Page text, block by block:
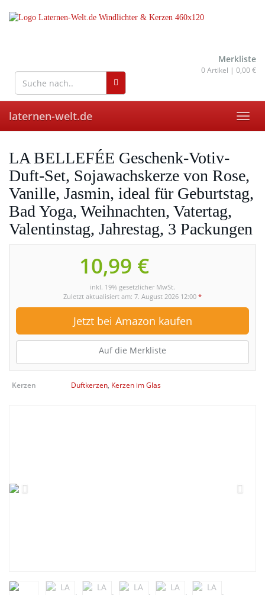
Merkliste
0Artikel | 0,00 €
laternen-welt.de
LA BELLEFÉE Geschenk-Votiv-
Duft-Set, Sojawachskerze von Rose,
Vanille, Jasmin, ideal für Geburtstag,
Bad Yoga, Weihnachten, Vatertag,
Valentinstag, Jahrestag, 3 Packungen
10,99 €
inkl. 19% gesetzlicher MwSt.
Zuletzt aktualisiert am: 7. August 2026 12:00 *
Jetzt bei Amazon kaufen
Auf die Merkliste
Kerzen Duftkerzen, Kerzen im Glas